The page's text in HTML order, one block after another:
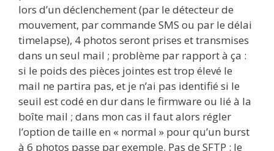
lors d’un déclenchement (par le détecteur de
mouvement, par commande SMS ou par le délai
timelapse), 4 photos seront prises et transmises
dans un seul mail ; problème par rapport à ça :
si le poids des pièces jointes est trop élevé le
mail ne partira pas, et je n’ai pas identifié si le
seuil est codé en dur dans le firmware ou lié à la
boîte mail ; dans mon cas il faut alors régler
l’option de taille en « normal » pour qu’un burst
à 6 photos passe par exemple. Pas de SFTP : le